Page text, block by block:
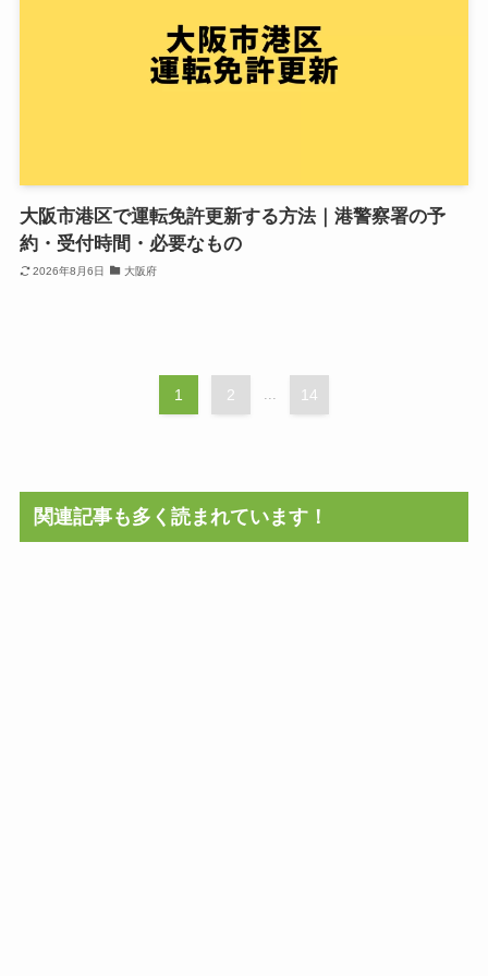
大阪市港区で運転免許更新する方法｜港警察署の予
約・受付時間・必要なもの
2026年8月6日 大阪府
1 2 ... 14
関連記事も多く読まれています！